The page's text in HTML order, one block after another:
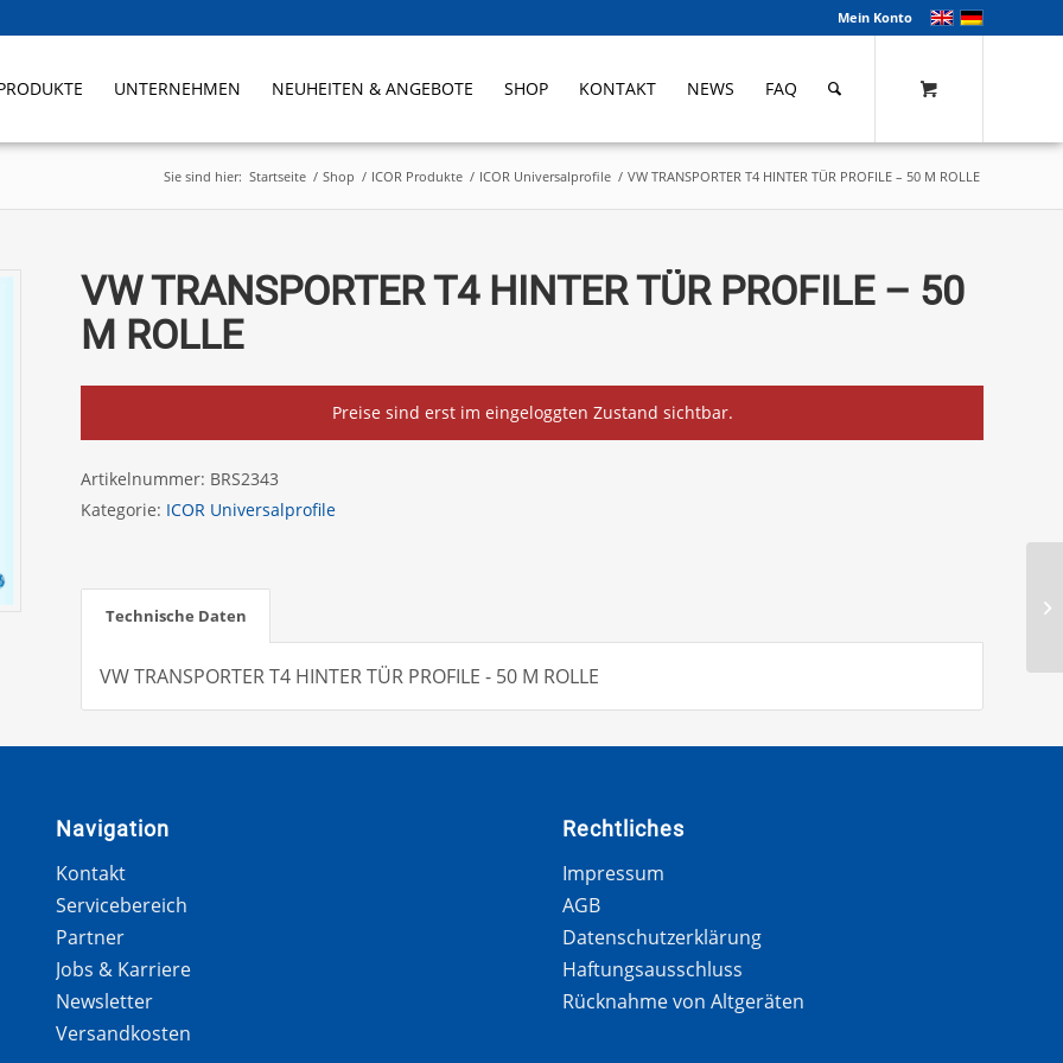
Mein Konto
UNTERNEHMEN NEUHEITEN & ANGEBOTE SHOP KONTAKT NEWS FAQ
Sie sind hier: Startseite / Shop / ICOR Produkte / ICOR Universalprofile / VW TRANSPORTER T4 HINTER TÜR PROFILE – 50 M ROLLE
VW TRANSPORTER T4 HINTER TÜR PROFILE – 50
M ROLLE
Preise sind erst im eingeloggten Zustand sichtbar.
Artikelnummer: BRS2343
Kategorie: ICOR Universalprofile
Technische Daten
VW TRANSPORTER T4 HINTER TÜR PROFILE - 50 M ROLLE
Navigation
Kontakt
Servicebereich
Partner
Jobs & Karriere
Newsletter
Versandkosten
Rechtliches
Impressum
AGB
Datenschutzerklärung
Haftungsausschluss
Rücknahme von Altgeräten